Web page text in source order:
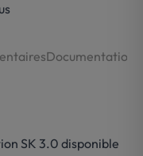
Documentations
SK 3.0 disponible